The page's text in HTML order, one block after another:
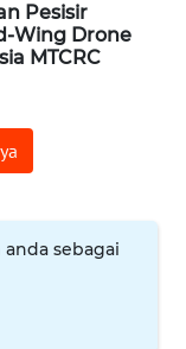
Pesisir
Wing Drone
MTCRC
sebagai